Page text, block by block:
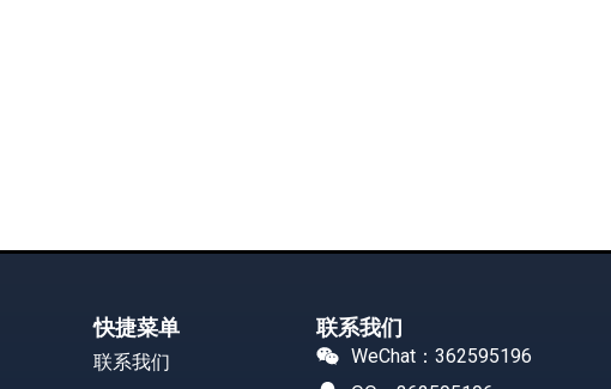
快捷菜单
联系我们
联系我们
WeChat：362595196